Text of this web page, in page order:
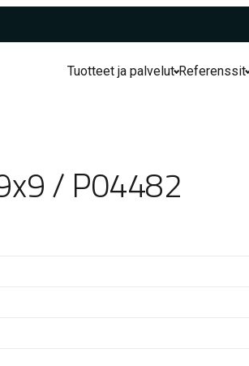
Tuotteet ja palvelut Referenssit
/ P04482